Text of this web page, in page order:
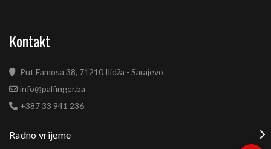
Kontakt
Put Famosa 38, 71210 Ilidža - Sarajevo
info@palfinger.ba
+387 33 941 236
Radno vrijeme